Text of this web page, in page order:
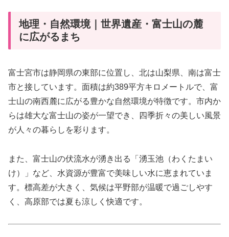
地理・自然環境｜世界遺産・富士山の麓
に広がるまち
富士宮市は静岡県の東部に位置し、北は山梨県、南は富士
市と接しています。面積は約389平方キロメートルで、富
士山の南西麓に広がる豊かな自然環境が特徴です。市内か
らは雄大な富士山の姿が一望でき、四季折々の美しい風景
が人々の暮らしを彩ります。
また、富士山の伏流水が湧き出る「湧玉池（わくたまい
け）」など、水資源が豊富で美味しい水に恵まれていま
す。標高差が大きく、気候は平野部が温暖で過ごしやす
く、高原部では夏も涼しく快適です。